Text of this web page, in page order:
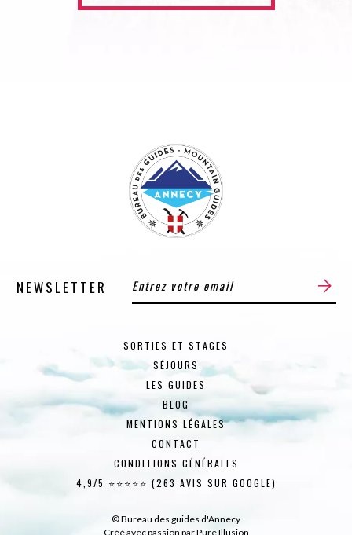
NEWSLETTER
SORTIES ET STAGES
SÉJOURS
LES GUIDES
BLOG
MENTIONS LÉGALES
CONTACT
CONDITIONS GÉNÉRALES
4,9/5 ⭐⭐⭐⭐⭐ (263 AVIS SUR GOOGLE)
© Bureau des guides d'Annecy
Créé avec passion parPure Illusion